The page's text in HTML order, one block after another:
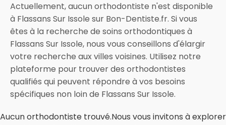
Actuellement, aucun orthodontiste n'est disponible
à Flassans Sur Issole sur Bon-Dentiste.fr. Si vous
êtes à la recherche de soins orthodontiques à
Flassans Sur Issole, nous vous conseillons d'élargir
votre recherche aux villes voisines. Utilisez notre
plateforme pour trouver des orthodontistes
qualifiés qui peuvent répondre à vos besoins
spécifiques non loin de Flassans Sur Issole.
Aucun orthodontiste trouvé.Nous vous invitons à explorer